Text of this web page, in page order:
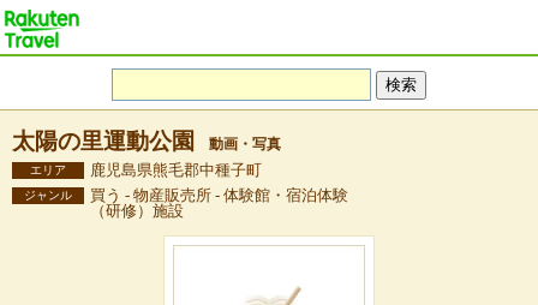
太陽の里運動公園 動画・写真
エリア 鹿児島県熊毛郡中種子町
ジャンル
買う - 物産販売所 - 体験館・宿泊体験
（研修）施設